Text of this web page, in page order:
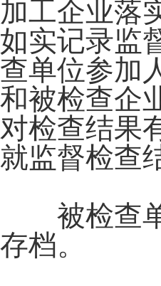
加工企业落
如实记录监
查单位参加
和被检查企
对检查结果
就监督检查
被检查单
存档。